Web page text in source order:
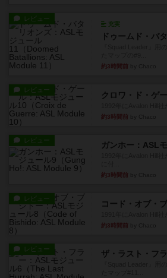
レビュー
充実
約3時間前
レビュー
約3時間前
レビュー ガンホー：ASL
約3時間前
レビュー
約3時間前
レビュー ザ・ラスト・フ